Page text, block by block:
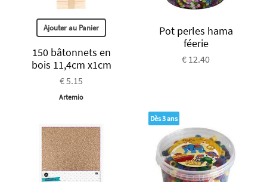
Ajouter au Panier
150 bâtonnets en
bois 11,4cm x1cm
€ 5.15
Artemio
Pot perles hama
féerie
€ 12.40
Dès 3 ans